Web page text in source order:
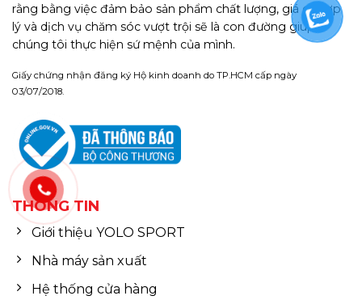
rằng bằng việc đảm bảo sản phẩm chất lượng, giá cả hợp
lý và dịch vụ chăm sóc vượt trội sẽ là con đường giúp
chúng tôi thực hiện sứ mệnh của mình.
Giấy chứng nhận đăng ký Hộ kinh doanh do TP.HCM cấp ngày
03/07/2018.
THÔNG TIN
Giới thiệu YOLO SPORT
Nhà máy sản xuất
Hệ thống cửa hàng